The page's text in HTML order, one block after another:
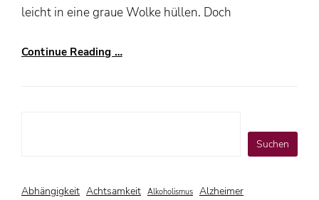
leicht in eine graue Wolke hüllen. Doch
Continue Reading …
Suchen
Abhängigkeit Achtsamkeit Alkoholismus Alzheimer